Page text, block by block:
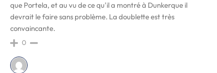
que Portela, et au vu de ce qu'il a montré à Dunkerque il
devrait le faire sans problème. La doublette est très
convaincante.
0